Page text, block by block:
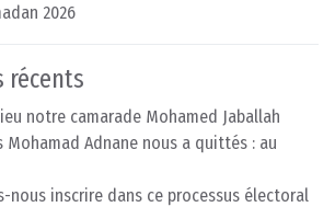
2026
récents
notre camarade Mohamed Jaballah
Mohamad Adnane nous a quittés : au
nous inscrire dans ce processus électoral